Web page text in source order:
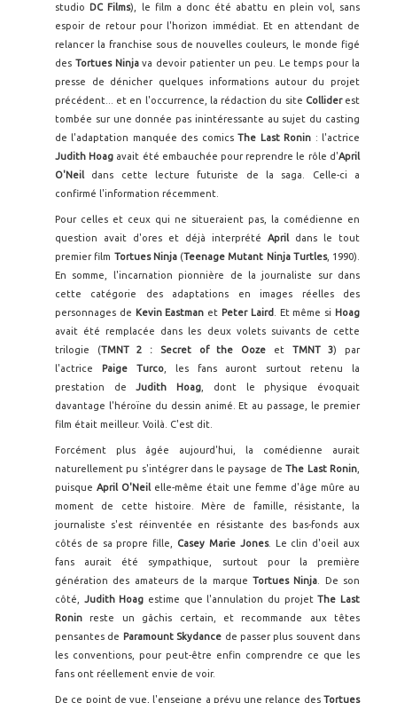
studio
DC Films), le film a donc été abattu en plein vol, sans
espoir de retour pour l'horizon immédiat. Et en attendant de
relancer la franchise sous de nouvelles couleurs, le monde figé
des Tortues Ninjava devoir patienter un peu. Le temps pour la
presse de dénicher quelques informations autour du projet
précédent... et en l'occurrence, la rédaction du site Colliderest
tombée sur une donnée pas inintéressante au sujet du casting
de l'adaptation manquée des comicsThe Last Ronin : l'actrice
Judith Hoag avait été embauchée pour reprendre le rôle d'April
O'Neil dans cette lecture futuriste de la saga. Celle-ci a
confirmé l'information récemment.
Pour celles et ceux qui ne situeraient pas, la comédienne en
question avait d'ores et déjà interprété April dans le tout
premier film Tortues Ninja(Teenage Mutant Ninja Turtles, 1990).
En somme, l'incarnation pionnière de la journaliste sur dans
cette catégorie des adaptations en images réelles des
personnages de Kevin Eastman et Peter Laird . Et même si Hoag
avait été remplacée dans les deux volets suivants de cette
trilogie (TMNT 2 : Secret of the Ooze et TMNT 3) par
l'actrice
Paige Turco, les fans auront surtout retenu la
prestation deJudith Hoag , dont le physique évoquait
davantage l'héroïne du dessin animé. Et au passage, le premier
film était meilleur. Voilà. C'est dit.
Forcément plus âgée aujourd'hui, la comédienne aurait
naturellement pu s'intégrer dans le paysage deThe Last Ronin
puisque April O'Neil elle-même était une femme d'âge mûre au
moment de cette histoire. Mère de famille, résistante, la
journaliste s'est réinventée en résistante des bas-fonds aux
côtés de sa propre fille, Casey Marie Jones. Le clin d'oeil aux
fans aurait été sympathique, surtout pour la première
génération des amateurs de la marque Tortues Ninja . De son
côté, Judith Hoag estime que l'annulation du projetThe Last
Ronin reste un gâchis certain, et recommande aux têtes
pensantes de Paramount Skydance de passer plus souvent dans
les conventions, pour peut-être enfin comprendre ce que les
fans ont réellement envie de voir.
De ce point de vue, l'enseigne a prévu une relance des Tortues